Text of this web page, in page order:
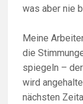
was aber nie
Meine
die
spiegeln –
wird
nächsten